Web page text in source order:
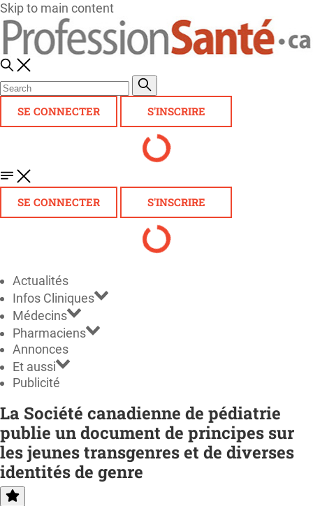
Skip to main content
SE CONNECTER S'INSCRIRE
SE CONNECTER S'INSCRIRE
Actualités
Infos Cliniques
Médecins
Pharmaciens
Annonces
Et aussi
Publicité
La Société canadienne de pédiatrie
publie un document de principes sur
les jeunes transgenres et de diverses
identités de genre